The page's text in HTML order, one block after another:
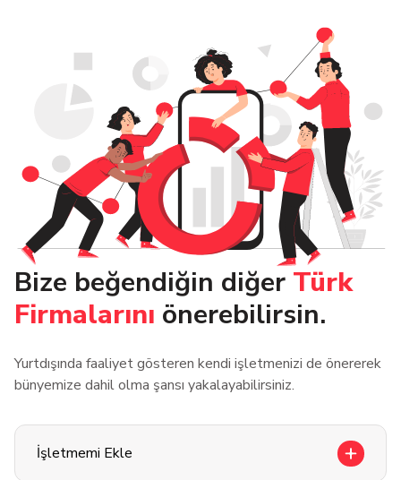
Bize beğendiğin diğer Türk
Firmalarını önerebilirsin.
Yurtdışında faaliyet gösteren kendi işletmenizi de önererek
bünyemize dahil olma şansı yakalayabilirsiniz.
İşletmemi Ekle